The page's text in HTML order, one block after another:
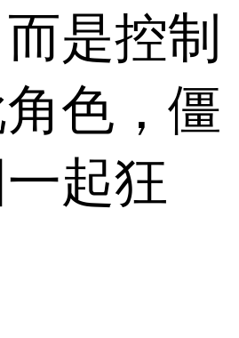
是控制
色，僵
起狂